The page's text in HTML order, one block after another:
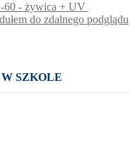
60 - żywica + UV
do zdalnego podglądu
SZKOLE